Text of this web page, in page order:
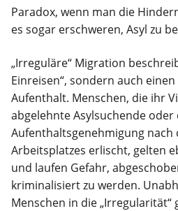
Paradox, wenn man die
es sogar erschweren, Asyl zu
„Irreguläre“ Migration
Einreisen“, sondern auch
Aufenthalt. Menschen, die ihr
abgelehnte Asylsuchende
Aufenthaltsgenehmigung nach
Arbeitsplatzes erlischt, gelten
und laufen Gefahr,
kriminalisiert zu werden.
Menschen in die „Irregularität“